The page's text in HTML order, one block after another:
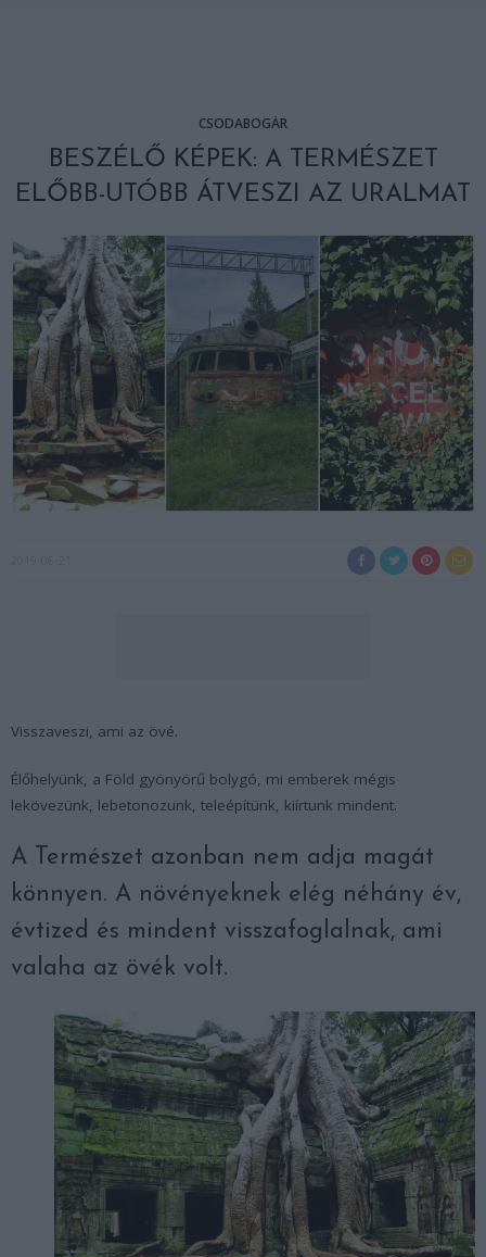
CSODABOGÁR
BESZÉLŐ KÉPEK: A TERMÉSZET
ELŐBB-UTÓBB ÁTVESZI AZ URALMAT
Visszaveszi, ami az övé.
Élőhelyünk, a Föld gyönyörű bolygó, mi emberek mégis
lekövezünk, lebetonozunk, teleépítünk, kiírtunk mindent.
A Természet azonban nem adja magát
könnyen. A növényeknek elég néhány év,
évtized és mindent visszafoglalnak, ami
valaha az övék volt.